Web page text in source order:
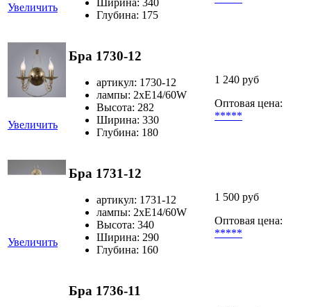
Увеличить
Ширина: 340
Глубина: 175
Увеличить
Бра 1730-12
артикул: 1730-12
лампы: 2хЕ14/60W
Высота: 282
Ширина: 330
Глубина: 180
1 240 руб
Оптовая цена:
*****
Увеличить
Бра 1731-12
артикул: 1731-12
лампы: 2хЕ14/60W
Высота: 340
Ширина: 290
Глубина: 160
1 500 руб
Оптовая цена:
*****
Бра 1736-11